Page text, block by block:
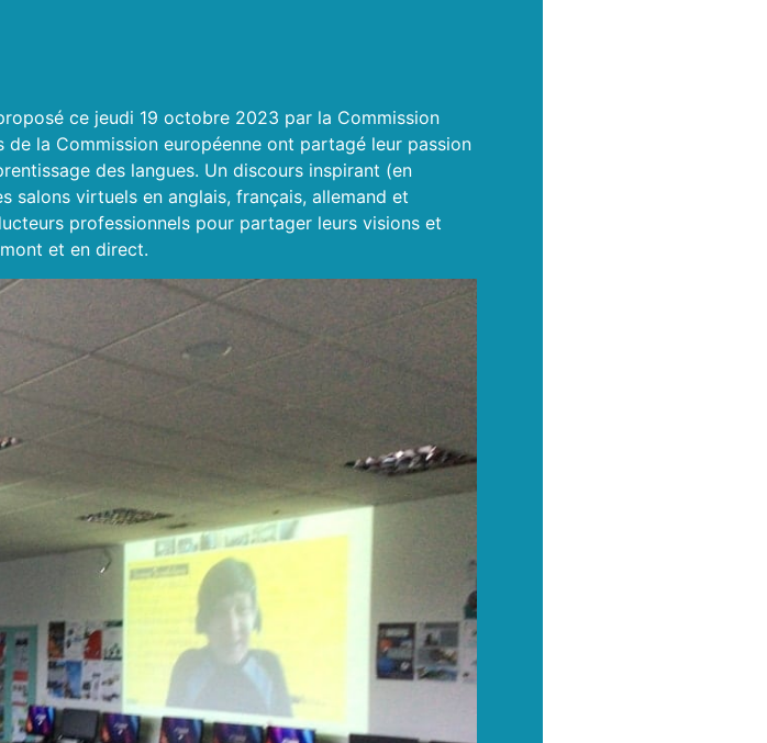
ce jeudi 19 octobre 2023 par la Commission
de la Commissioneuropéenne ont partagé leur passion
des langues. Un discours inspirant (en
salons virtuels en anglais, français, allemand et
professionnels pour partager leurs visions et
et en direct.